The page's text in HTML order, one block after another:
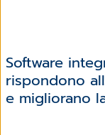
Software
rispondono
e migliorano